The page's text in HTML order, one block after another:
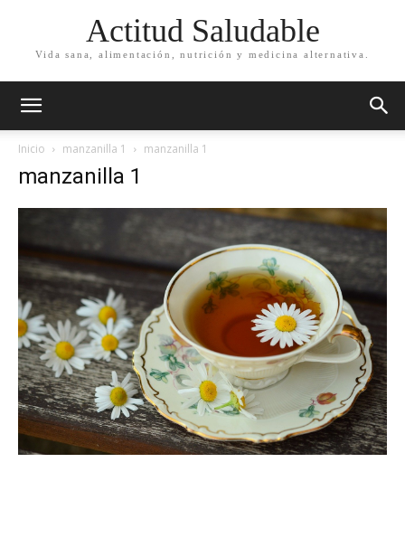
Actitud Saludable
Vida sana, alimentación, nutrición y medicina alternativa.
Inicio manzanilla 1 manzanilla 1
manzanilla 1